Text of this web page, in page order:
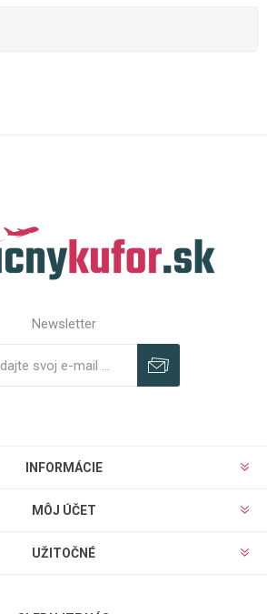
Newsletter
INFORMÁCIE
MÔJ ÚČET
UŽITOČNÉ